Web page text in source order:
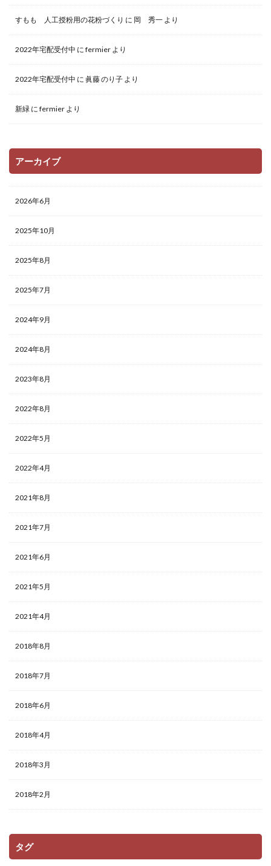
すもも 人工授粉用の花粉づくり に 岡 秀一 より
2022年宅配受付中 に fermier より
2022年宅配受付中 に 眞藤 のり子 より
新緑 に fermier より
アーカイブ
2026年6月
2025年10月
2025年8月
2025年7月
2024年9月
2024年8月
2023年8月
2022年8月
2022年5月
2022年4月
2021年8月
2021年7月
2021年6月
2021年5月
2021年4月
2018年8月
2018年7月
2018年6月
2018年4月
2018年3月
2018年2月
タグ